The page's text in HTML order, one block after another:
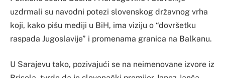
uzdrmali su navodni potezi slovenskog državnog vrha
koji, kako pišu mediji u BiH, ima viziju o “dovršetku
raspada Jugoslavije” i promenama granica na Balkanu.
U Sarajevu tako, pozivajući se na neimenovane izvore iz